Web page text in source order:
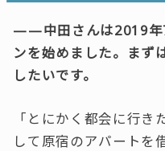
——中田さんは2019年
ンを始めました。まず
したいです。
「とにかく都会に行
して原宿のアパートを